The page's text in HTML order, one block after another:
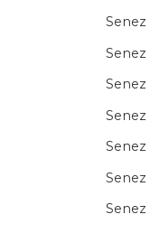
Senez
Senez
Senez
Senez
Senez
Senez
Senez